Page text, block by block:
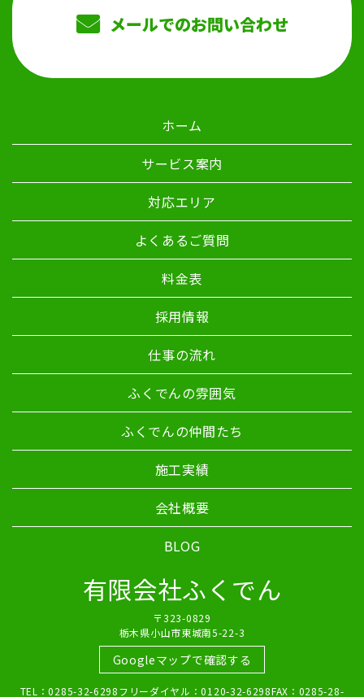
メールでのお問い合わせ
ホーム
サービス案内
対応エリア
よくあるご質問
料金表
採用情報
仕事の流れ
ふくでんの雰囲気
ふくでんの仲間たち
施工実績
会社概要
BLOG
有限会社ふくでん
〒323-0829
栃木県小山市東城南5-22-3
Googleマップで確認する
TEL：0285-32-6298フリーダイヤル：0120-32-6298FAX：0285-28-